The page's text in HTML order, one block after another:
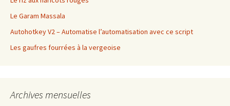
Le Garam Massala
Autohotkey V2 – Automatise l’automatisation avec ce script
Les gaufres fourrées à la vergeoise
Archives mensuelles